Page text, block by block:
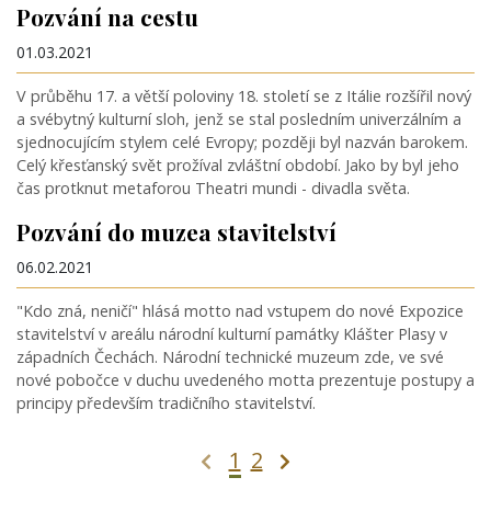
Pozvání na cestu
01.03.2021
V průběhu 17. a větší poloviny 18. století se z Itálie rozšířil nový
a svébytný kulturní sloh, jenž se stal posledním univerzálním a
sjednocujícím stylem celé Evropy; později byl nazván barokem.
Celý křesťanský svět prožíval zvláštní období. Jako by byl jeho
čas protknut metaforou Theatri mundi - divadla světa.
Pozvání do muzea stavitelství
06.02.2021
"Kdo zná, neničí" hlásá motto nad vstupem do nové Expozice
stavitelství v areálu národní kulturní památky Klášter Plasy v
západních Čechách. Národní technické muzeum zde, ve své
nové pobočce v duchu uvedeného motta prezentuje postupy a
principy především tradičního stavitelství.
1 2